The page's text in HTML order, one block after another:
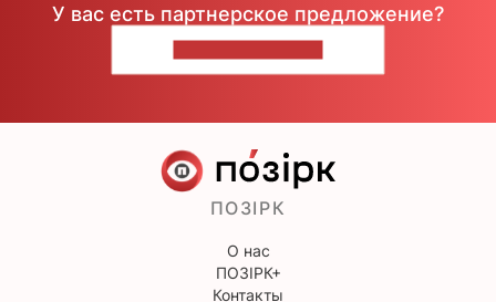
У вас есть партнерское предложение?
ПОЗІРК
О нас
ПОЗІРК+
Контакты